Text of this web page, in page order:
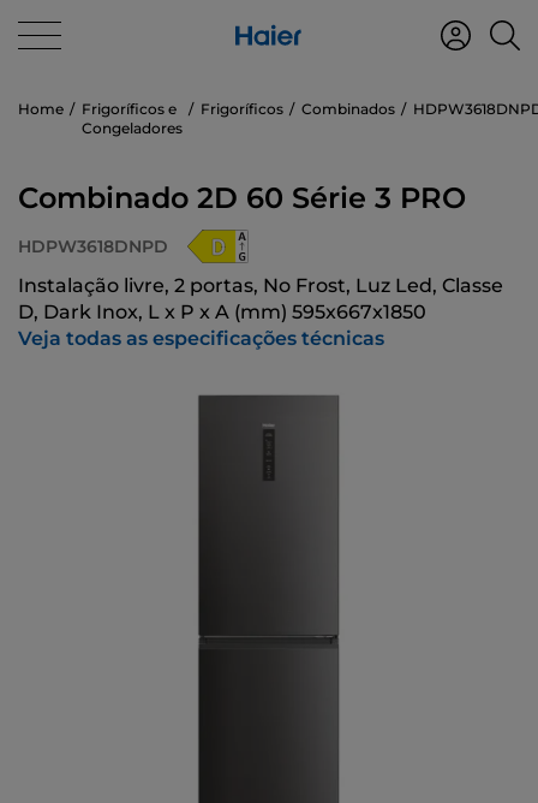
Home
Frigoríficos e
Congeladores
Frigoríficos Combinados
Combinado 2D 60 Série 3 PRO
HDPW3618DNPD
Instalação livre, 2 portas, No Frost, Luz Led, Classe
D, Dark Inox, L x P x A (mm) 595x667x1850
Veja todas as especificações técnicas